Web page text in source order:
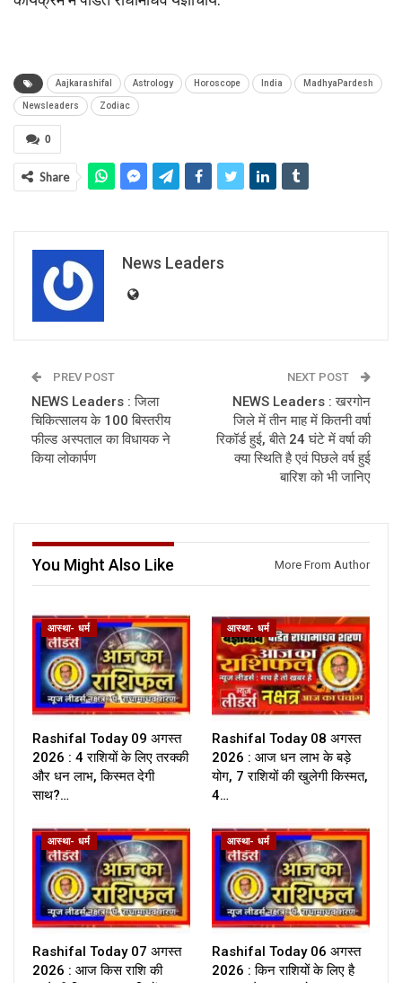
Aajkarashifal Astrology Horoscope India MadhyaPardesh
Newsleaders Zodiac
0
Share
News Leaders
PREV POST
NEWS Leaders : जिला
चिकित्सालय के 100 बिस्तरीय
फील्ड अस्पताल का विधायक ने
किया लोकार्पण
NEXT POST
NEWS Leaders : खरगोन
जिले में तीन माह में कितनी वर्षा
रिकॉर्ड हुई, बीते 24 घंटे में वर्षा की
क्या स्थिति है एवं पिछले वर्ष हुई
बारिश को भी जानिए
You Might Also Like More From Author
आस्था- धर्म
Rashifal Today 09 अगस्त
2026 : 4 राशियों के लिए तरक्की
और धन लाभ, किस्मत देगी
साथ?…
आस्था- धर्म
Rashifal Today 08 अगस्त
2026 : आज धन लाभ के बड़े
योग, 7 राशियों की खुलेगी किस्मत,
4…
आस्था- धर्म
Rashifal Today 07 अगस्त
2026 : आज किस राशि की
आस्था- धर्म
Rashifal Today 06 अगस्त
2026 : किन राशियों के लिए है